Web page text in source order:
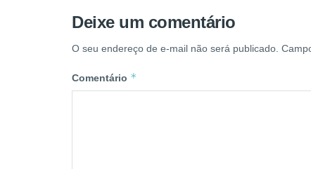
Deixe um comentário
O seu endereço de e-mail não será publicado.
Comentário *